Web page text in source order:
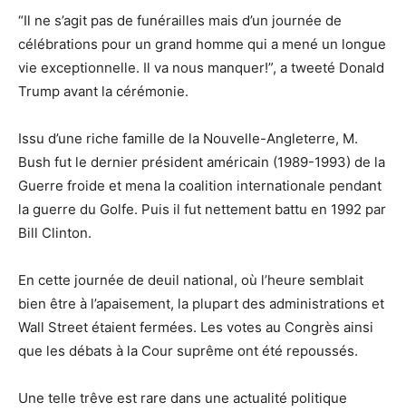
“Il ne s’agit pas de funérailles mais d’un journée de
célébrations pour un grand homme qui a mené un longue
vie exceptionnelle. Il va nous manquer!”, a tweeté Donald
Trump avant la cérémonie.
Issu d’une riche famille de la Nouvelle-Angleterre, M.
Bush fut le dernier président américain (1989-1993) de la
Guerre froide et mena la coalition internationale pendant
la guerre du Golfe. Puis il fut nettement battu en 1992 par
Bill Clinton.
En cette journée de deuil national, où l’heure semblait
bien être à l’apaisement, la plupart des administrations et
Wall Street étaient fermées. Les votes au Congrès ainsi
que les débats à la Cour suprême ont été repoussés.
Une telle trêve est rare dans une actualité politique